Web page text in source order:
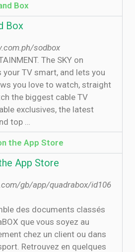
Box
Box
sodbox
The SKY on
your TV smart, and lets you
you love to watch, straight
the biggest cable TV
exclusives, the latest
top …
the App Store
App Store
gb/app/quadrabox/id106
des documents classés
que vous soyez au
chez un client ou dans
Retrouvez en quelques